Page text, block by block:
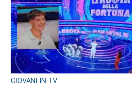
GIOVANI IN TV